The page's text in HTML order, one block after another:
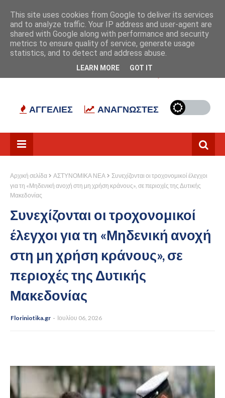
ΠΑΡΑΘΥΡΟ ΣΤΟ ΠΑΡΕΛΘΟΝ
ΑΓΓΕΛΙΕΣ ΑΝΑΓΝΩΣΤΕΣ
Αρχική σελίδα ΑΣΤΥΝΟΜΙΚΑ ΝΕΑ
Συνεχίζονται οι τροχονομικοί έλεγχοι
για τη «Μηδενική ανοχή στη μη χρήση κράνους», σε περιοχές της Δυτικής
Μακεδονίας
Συνεχίζονται οι τροχονομικοί
έλεγχοι για τη «Μηδενική ανοχή
στη μη χρήση κράνους», σε
περιοχές της Δυτικής
Μακεδονίας
Floriniotika.gr Ιουλίου 06, 2026
This site uses cookies from Google to deliver its services
and to analyze traffic. Your IP address and user-agent are
shared with Google along with performance and security
metrics to ensure quality of service, generate usage
statistics, and to detect and address abuse.
LEARN MORE GOT IT